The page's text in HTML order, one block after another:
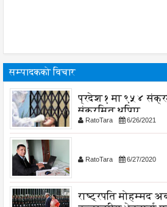
सम्पादकको विचार
प्रदेश १ मा ९५४
संक्रमित थपिए
RatoTara 6/26/2021
RatoTara 6/27/2020
राष्ट्रपति मोहम्मद